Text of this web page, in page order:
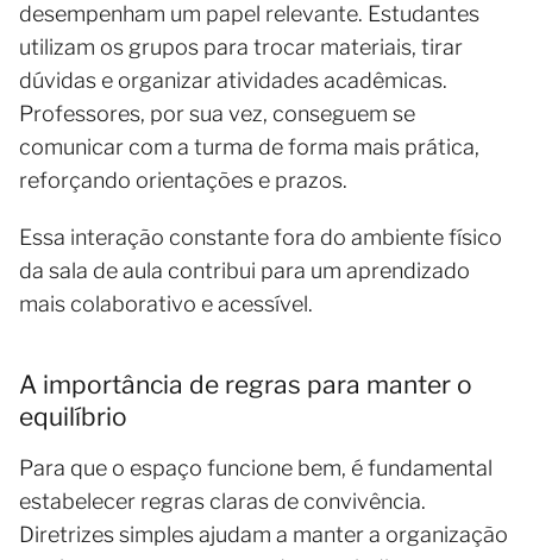
desempenham um papel relevante. Estudantes
utilizam os grupos para trocar materiais, tirar
dúvidas e organizar atividades acadêmicas.
Professores, por sua vez, conseguem se
comunicar com a turma de forma mais prática,
reforçando orientações e prazos.
Essa interação constante fora do ambiente físico
da sala de aula contribui para um aprendizado
mais colaborativo e acessível.
A importância de regras para manter o
equilíbrio
Para que o espaço funcione bem, é fundamental
estabelecer regras claras de convivência.
Diretrizes simples ajudam a manter a organização